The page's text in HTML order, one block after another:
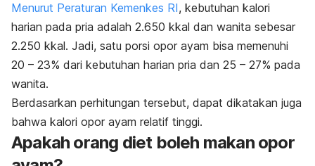
Menurut Peraturan Kemenkes RI, kebutuhan kalori
harian pada pria adalah 2.650 kkal dan wanita sebesar
2.250 kkal. Jadi, satu porsi opor ayam bisa memenuhi
20 – 23% dari kebutuhan harian pria dan 25 – 27% pada
wanita.
Berdasarkan perhitungan tersebut, dapat dikatakan juga
bahwa kalori opor ayam relatif tinggi.
Apakah orang diet boleh makan opor